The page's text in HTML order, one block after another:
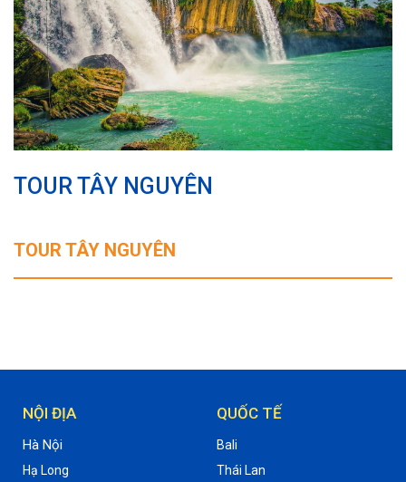
TOUR TÂY NGUYÊN
TOUR TÂY NGUYÊN
NỘI ĐỊA
Hà Nội
Hạ Long
QUỐC TẾ
Bali
Thái Lan